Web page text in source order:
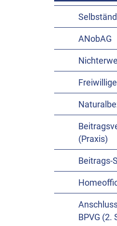
ANobAG
(Praxis)
Beitrags-
BPVG (2.